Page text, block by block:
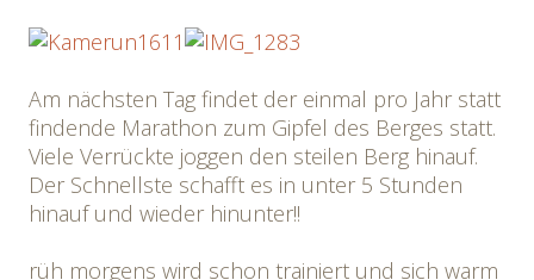
Am nächsten Tag findet der einmal pro Jahr statt
findende Marathon zum Gipfel des Berges statt.
Viele Verrückte joggen den steilen Berg hinauf.
Der Schnellste schafft es in unter 5 Stunden
hinauf und wieder hinunter!!
rüh morgens wird schon trainiert und sich warm